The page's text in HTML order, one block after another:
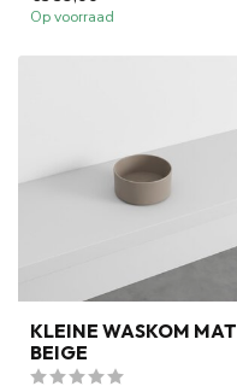
Op voorraad
KLEINE WASKOM MAT
BEIGE